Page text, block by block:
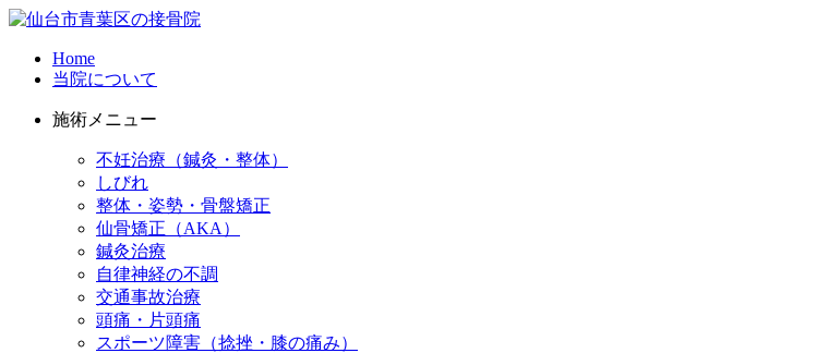
Home
当院について
施術メニュー
不妊治療（鍼灸・整体）
しびれ
整体・姿勢・骨盤矯正
仙骨矯正（AKA）
鍼灸治療
自律神経の不調
交通事故治療
頭痛・片頭痛
スポーツ障害（捻挫・膝の痛み）